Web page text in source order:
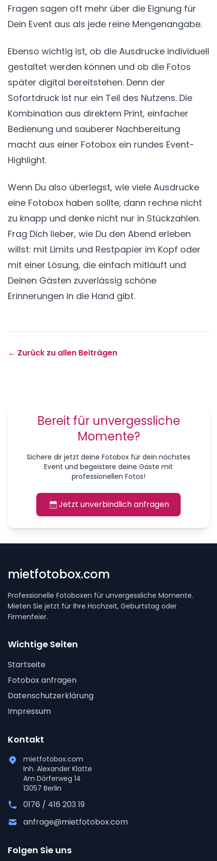
Fragen sagen oft mehr über die Eignung für
Dein Event aus als jede reine Mengenangabe.
Ebenso wichtig ist, ob die Ausdrucke individuell
gestaltet werden können und ob die Fotos
später digital bereitstehen. Denn der
Sofortdruck ist nur ein Teil des Nutzens. Die
Kombination aus direktem Print, einfacher
Bedienung und sauberer Nachbereitung
macht aus einer Fotobox ein rundes Event-
Highlight.
Wenn Du also überlegst, wie viele Ausdrucke
eine Fotobox haben sollte, dann rechne nicht
zu knapp und denke nicht nur in Stückzahlen.
Frag Dich lieber, wie Du den Abend erleben
willst: mit Limits und Restpapier im Kopf oder
mit einer Lösung, die einfach mitläuft und
Deinen Gästen zuverlässig schöne
Erinnerungen in die Hand gibt.
← Zurück zu allen Beiträgen
Bereit für unvergessliche
Momente?
Sichere dir jetzt deine Fotobox für dein nächstes
Event und begeistere deine Gäste mit
professionellen Fotos!
Jetzt unverbindlich anfragen
mietfotobox.com
Professionelle Fotoboxen für unvergessliche Momente.
Mieten Sie jetzt für Ihre Hochzeit, Geburtstag oder
Firmenfeier.
Wichtige Seiten
Startseite
Fotobox anfragen
Datenschutzerklärung
Impressum
Kontakt
mietfotobox.com
Inh. Alexander Klatte
Am Dörferweg 14
13057 Berlin
0176 / 416 203 19
anfrage@mietfotobox.com
Folgen Sie uns